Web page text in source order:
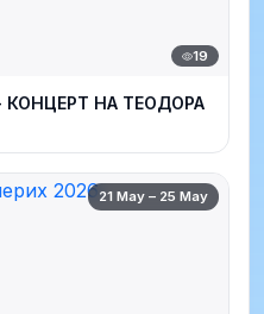
19
КОНЦЕРТ НА ТЕОДОРА
21 May – 25 May